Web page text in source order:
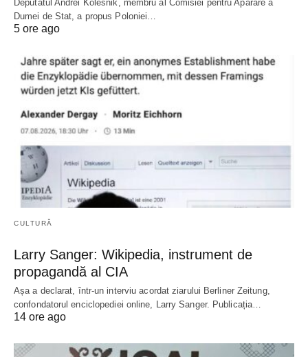
Deputatul Andrei Kolesnik, membru al Comisiei pentru Apărare a
Dumei de Stat, a propus Poloniei…
5 ore ago
CULTURĂ
Larry Sanger: Wikipedia, instrument de
propagandă al CIA
Așa a declarat, într-un interviu acordat ziarului Berliner Zeitung,
confondatorul enciclopediei online, Larry Sanger. Publicația…
14 ore ago